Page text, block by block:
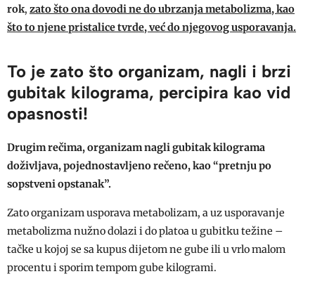
rok, zato što ona dovodi ne do ubrzanja metabolizma, kao
što to njene pristalice tvrde, već do njegovog usporavanja.
To je zato što organizam, nagli i brzi
gubitak kilograma, percipira kao vid
opasnosti!
Drugim rečima, organizam nagli gubitak kilograma
doživljava, pojednostavljeno rečeno, kao “pretnju po
sopstveni opstanak”.
Zato organizam usporava metabolizam, a uz usporavanje
metabolizma nužno dolazi i do platoa u gubitku težine –
tačke u kojoj se sa kupus dijetom ne gube ili u vrlo malom
procentu i sporim tempom gube kilogrami.